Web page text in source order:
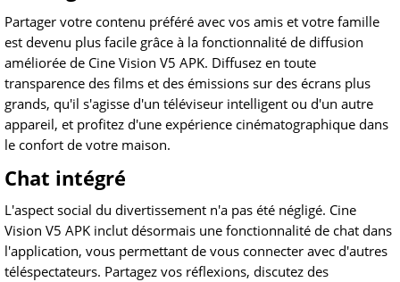
Partager votre contenu préféré avec vos amis et votre famille
est devenu plus facile grâce à la fonctionnalité de diffusion
améliorée de Cine Vision V5 APK. Diffusez en toute
transparence des films et des émissions sur des écrans plus
grands, qu'il s'agisse d'un téléviseur intelligent ou d'un autre
appareil, et profitez d'une expérience cinématographique dans
le confort de votre maison.
Chat intégré
L'aspect social du divertissement n'a pas été négligé. Cine
Vision V5 APK inclut désormais une fonctionnalité de chat dans
l'application, vous permettant de vous connecter avec d'autres
téléspectateurs. Partagez vos réflexions, discutez des